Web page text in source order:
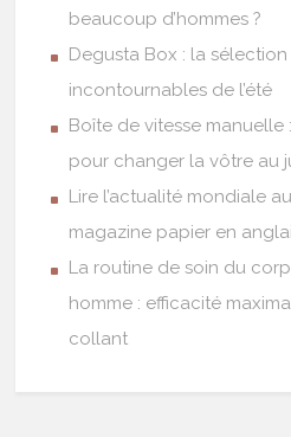
beaucoup d’hommes ?
Degusta Box : la
incontournables de l’été
Boîte de vitesse
pour changer la vôtre au
Lire l’actualité mondiale
magazine papier en
La routine de soin du
homme : efficacité
collant